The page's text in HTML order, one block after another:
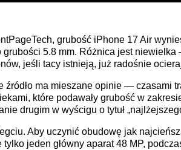
grubość iPhone 17 Air
grubości 5.8 mm. Różnica jest
jeśli tacy istnieją, już radośnie
źródło ma mieszane opinie — czasami
które podawały grubość w
drugim w wyścigu o tytuł
Aby uczynić obudowę jak
tylko jeden główny aparat 48 MP,